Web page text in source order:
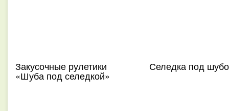
Закусочные рулетики
«Шуба под селедкой»
Селедка под